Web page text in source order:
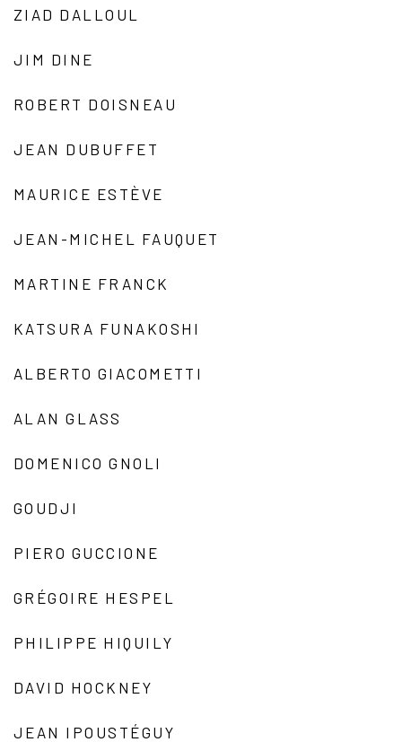
ZIAD DALLOUL
JIM DINE
ROBERT DOISNEAU
JEAN DUBUFFET
MAURICE ESTÈVE
JEAN-MICHEL FAUQUET
MARTINE FRANCK
KATSURA FUNAKOSHI
ALBERTO GIACOMETTI
ALAN GLASS
DOMENICO GNOLI
GOUDJI
PIERO GUCCIONE
GRÉGOIRE HESPEL
PHILIPPE HIQUILY
DAVID HOCKNEY
JEAN IPOUSTÉGUY